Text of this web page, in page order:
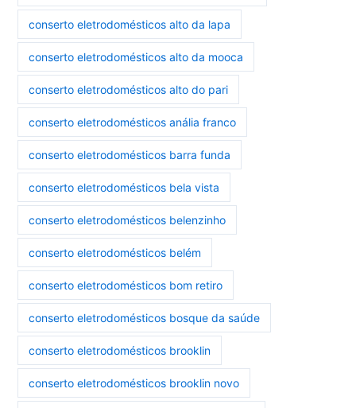
conserto eletrodomésticos alto da lapa
conserto eletrodomésticos alto da mooca
conserto eletrodomésticos alto do pari
conserto eletrodomésticos anália franco
conserto eletrodomésticos barra funda
conserto eletrodomésticos bela vista
conserto eletrodomésticos belenzinho
conserto eletrodomésticos belém
conserto eletrodomésticos bom retiro
conserto eletrodomésticos bosque da saúde
conserto eletrodomésticos brooklin
conserto eletrodomésticos brooklin novo